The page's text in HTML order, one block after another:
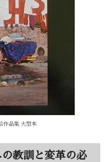
作品集 大型本
教訓と変革の必